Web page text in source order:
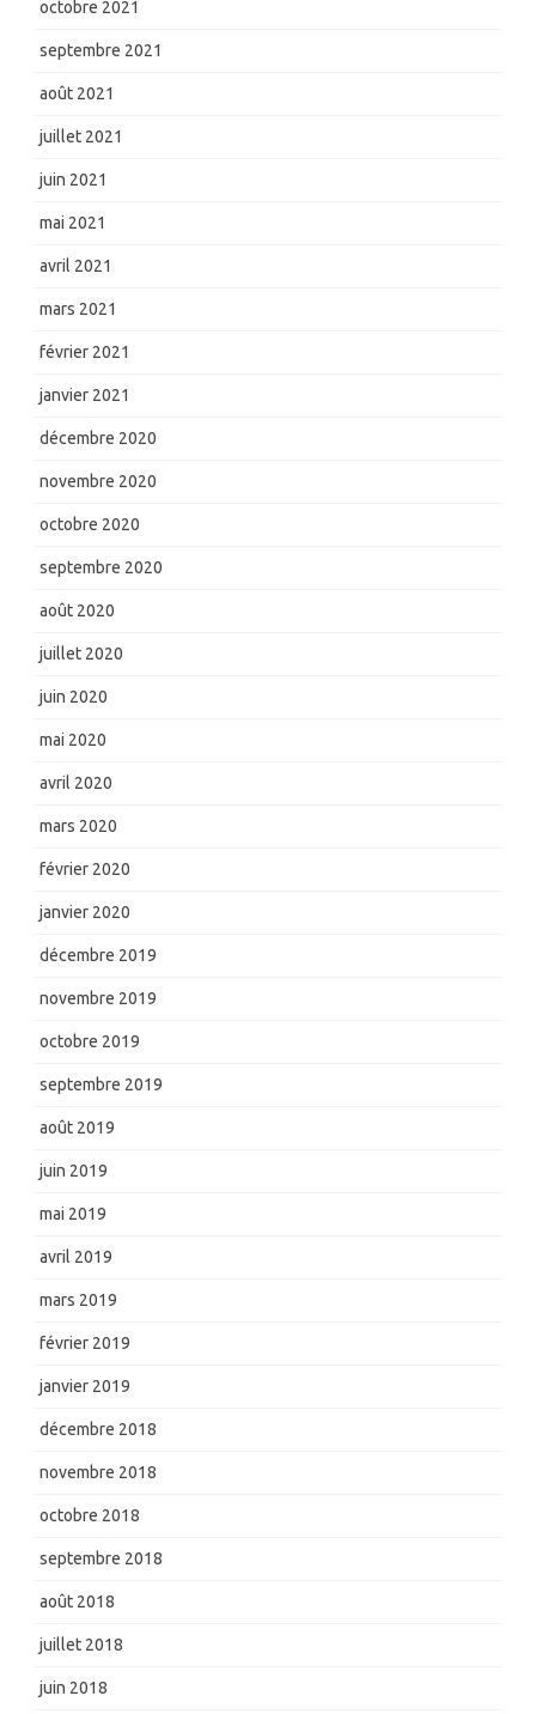
octobre 2021
septembre 2021
août 2021
juillet 2021
juin 2021
mai 2021
avril 2021
mars 2021
février 2021
janvier 2021
décembre 2020
novembre 2020
octobre 2020
septembre 2020
août 2020
juillet 2020
juin 2020
mai 2020
avril 2020
mars 2020
février 2020
janvier 2020
décembre 2019
novembre 2019
octobre 2019
septembre 2019
août 2019
juin 2019
mai 2019
avril 2019
mars 2019
février 2019
janvier 2019
décembre 2018
novembre 2018
octobre 2018
septembre 2018
août 2018
juillet 2018
juin 2018